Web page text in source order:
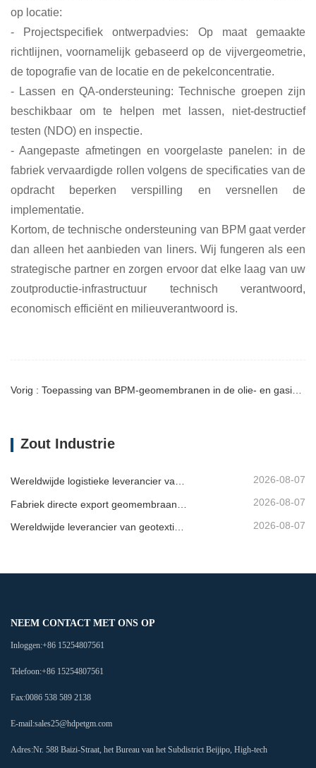
op locatie:
- Projectspecifiek ontwerpadvies: Op maat gemaakte
richtlijnen, voornamelijk gebaseerd op de vijvergeometrie,
de topografie van de locatie en de pekelconcentratie.
- Lassen en QA-ondersteuning: Technische groepen zijn
beschikbaar om te helpen met lassen, niet-destructief
testen (NDO) en inspectie.
- Aangepaste afmetingen en voorgelaste panelen: in de
fabriek vervaardigde rollen volgens de specificaties van de
opdracht beperken verspilling en versnellen de
implementatie.
Kortom, de technische ondersteuning van BPM gaat verder
dan alleen het aanbieden van liners. Wij fungeren als een
strategische partner en zorgen ervoor dat elke laag van uw
zoutproductie-infrastructuur technisch verantwoord,
economisch efficiënt en milieuverantwoord is.
Zout Industrie
Wereldwijde logistieke leverancier van geovlies 2026-08-07
2026-08-07
2026-08-07
NEEM CONTACT MET ONS OP
Inloggen:+86 15254807561
Telefoon:+86 15254807561
Fax:0086 538 589 2138
E-mail:sales25@hdpetgm.com
Adres:Nr. 588 Baizi-Straat, het Bureau van het Subdistrict Beijipo, High-tech